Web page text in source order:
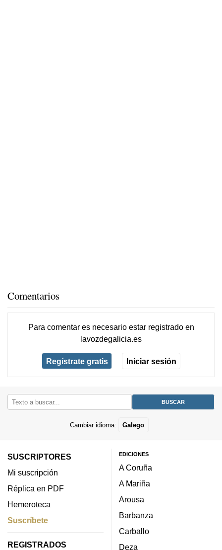
Comentarios
Para comentar es necesario estar registradoen
lavozdegalicia.es
Regístrate gratis Iniciar sesión
Cambiar idioma: Galego
SUSCRIPTORES
Mi suscripción
Réplica en PDF
Hemeroteca
Suscríbete
REGISTRADOS
EDICIONES
A Coruña
A Mariña
Arousa
Barbanza
Carballo
Deza